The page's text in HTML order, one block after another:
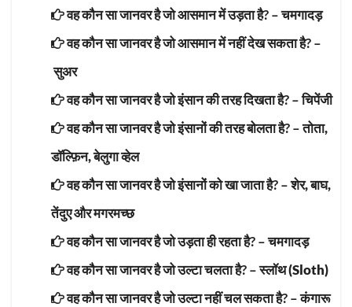
वह कौन सा जानवर है जो आसमान में उड़ता है? –चमगादड़
वह कौन सा जानवर है जो आसमान में नहीं देख सकता है? –
सुअर
वह कौन सा जानवर है जो इंसान की तरह दिखता है? –चिपेंजी
वह कौन सा जानवर है जो इंसानों की तरह बोलता है? –तोता,
डॉल्फ़िन, बेलुगा व्हेल
वह कौन सा जानवर है जो इंसानों को खा जाता है? –शेर, बाघ,
तेंदुए और मगरमच्छ
वह कौन सा जानवर है जो उड़ता ही रहता है? –चमगादड़
वह कौन सा जानवर है जो उल्टा चलता है? –स्लॉथ (Sloth)
वह कौन सा जानवर है जो उल्टा नहीं चल सकता है? –कंगारू